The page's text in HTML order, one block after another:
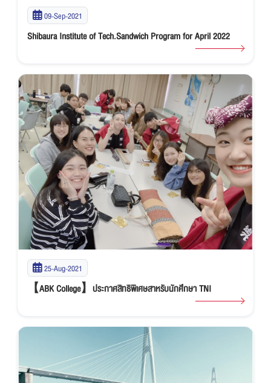
09-Sep-2021
Shibaura Institute of Tech.Sandwich Program for April 2022
25-Aug-2021
【ABK College】ประกาศสิทธิพิเศษสาหรับนักศึกษา TNI